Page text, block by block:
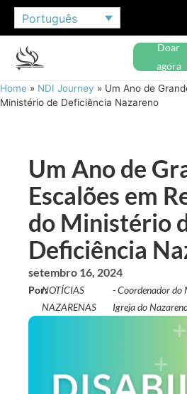
Português
Doar
agora
Home » NDI Journey » Um Ano de
Ministério de Deficiência Nazareno
Um Ano de
Escalões em
do Ministério
Deficiência
setembro 16, 2024
Por:NOTÍCIAS
NAZARENAS
- Coordenador do
Igreja do